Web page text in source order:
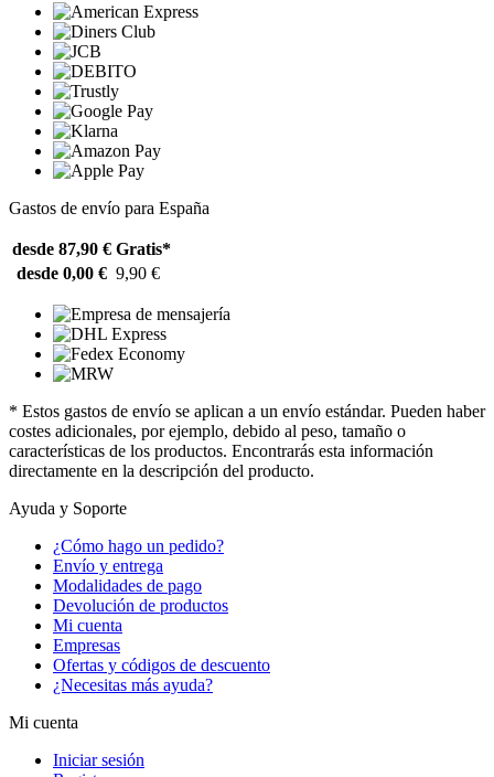
Gastos de envío para España
desde 87,90 € Gratis*
desde 0,00 € 9,90 €
* Estos gastos de envío se aplican a un envío estándar. Pueden haber
costes adicionales, por ejemplo, debido al peso, tamaño o
características de los productos. Encontrarás esta información
directamente en la descripción del producto.
Ayuda y Soporte
¿Cómo hago un pedido?
Envío y entrega
Modalidades de pago
Devolución de productos
Mi cuenta
Empresas
Ofertas y códigos de descuento
¿Necesitas más ayuda?
Mi cuenta
Iniciar sesión